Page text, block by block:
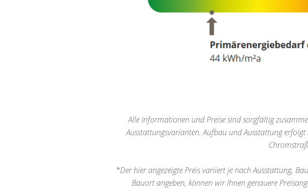
Alle Informationen und Preise sind sorgfältig
Ausstattungsvarianten. Aufbau und Ausstattung
*Der hier angezeigte Preis variiert je nach Ausstattung,
Bauort angeben, können wir Ihnen genauere